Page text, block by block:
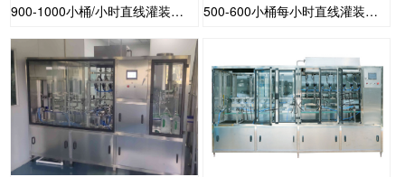
900-1000小桶/小时直线灌装设备 500-600小桶每小时直线灌装设备